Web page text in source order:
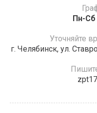
Пн-Сб
Уточняйте
г. Челябинск, ул.